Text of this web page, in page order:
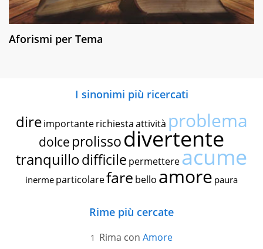
Aforismi per Tema
I sinonimi più ricercati
dire importante richiestaattività problema
dolce prolissodivertente
tranquillodifficile permettereacume
inerme particolarefare bello amore paura
Rime più cercate
Rima con Amore